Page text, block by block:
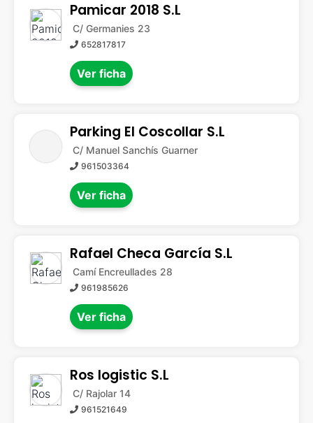
Pamicar 2018 S.L
C/ Germanies 23
652817817
Ver ficha
Parking El Coscollar S.L
C/ Manuel Sanchís Guarner
961503364
Ver ficha
Rafael Checa García S.L
Camí Encreullades 28
961985626
Ver ficha
Ros logistic S.L
C/ Rajolar 14
961521649